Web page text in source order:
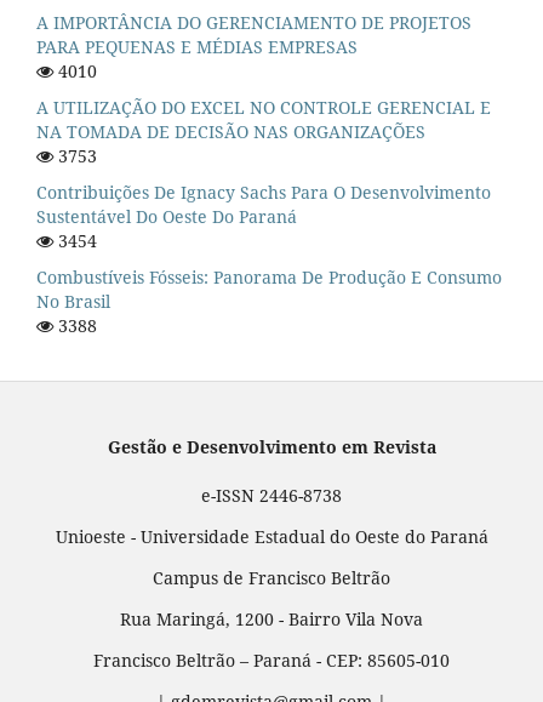
A IMPORTÂNCIA DO GERENCIAMENTO DE PROJETOS
PARA PEQUENAS E MÉDIAS EMPRESAS
4010
A UTILIZAÇÃO DO EXCEL NO CONTROLE GERENCIAL E
NA TOMADA DE DECISÃO NAS ORGANIZAÇÕES
3753
Contribuições De Ignacy Sachs Para O Desenvolvimento
Sustentável Do Oeste Do Paraná
3454
Combustíveis Fósseis: Panorama De Produção E Consumo
No Brasil
3388
Gestão e Desenvolvimento em Revista
e-ISSN 2446-8738
Unioeste - Universidade Estadual do Oeste do Paraná
Campus de Francisco Beltrão
Rua Maringá, 1200 - Bairro Vila Nova
Francisco Beltrão – Paraná - CEP: 85605-010